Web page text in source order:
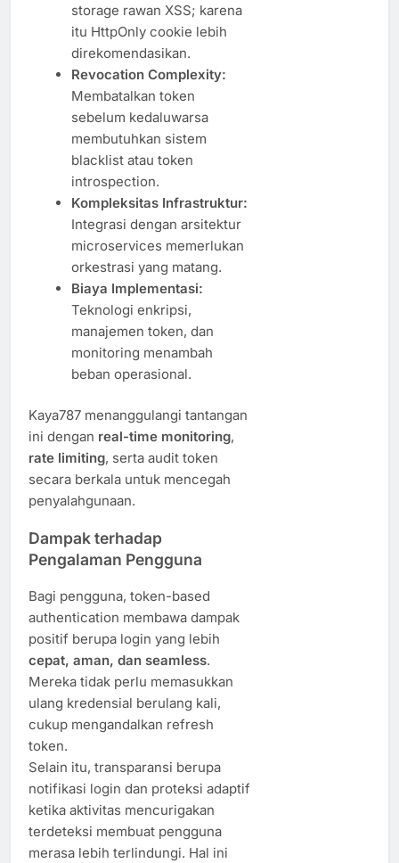
storage rawan XSS; karena
itu HttpOnly cookie lebih
direkomendasikan.
Revocation Complexity:
Membatalkan token
sebelum kedaluwarsa
membutuhkan sistem
blacklist atau token
introspection.
Kompleksitas Infrastruktur:
Integrasi dengan arsitektur
microservices memerlukan
orkestrasi yang matang.
Biaya Implementasi:
Teknologi enkripsi,
manajemen token, dan
monitoring menambah
beban operasional.
Kaya787 menanggulangi tantangan
ini dengan real-time monitoring,
rate limiting, serta audit token
secara berkala untuk mencegah
penyalahgunaan.
Dampak terhadap
Pengalaman Pengguna
Bagi pengguna, token-based
authentication membawa dampak
positif berupa login yang lebih
cepat, aman, dan seamless.
Mereka tidak perlu memasukkan
ulang kredensial berulang kali,
cukup mengandalkan refresh
token.
Selain itu, transparansi berupa
notifikasi login dan proteksi adaptif
ketika aktivitas mencurigakan
terdeteksi membuat pengguna
merasa lebih terlindungi. Hal ini